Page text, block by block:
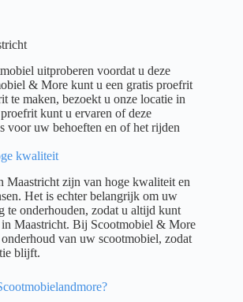
uitproberen voordat u deze
& More kunt u een gratis proefrit
te maken, bezoekt u onze locatie in
kunt u ervaren of deze
voor uw behoeften en of het rijden
kwaliteit
Maastricht zijn van hoge kwaliteit en
Het is echter belangrijk om uw
te onderhouden, zodat u altijd kunt
Maastricht. Bij Scootmobiel & More
van uw scootmobiel, zodat
blijft.